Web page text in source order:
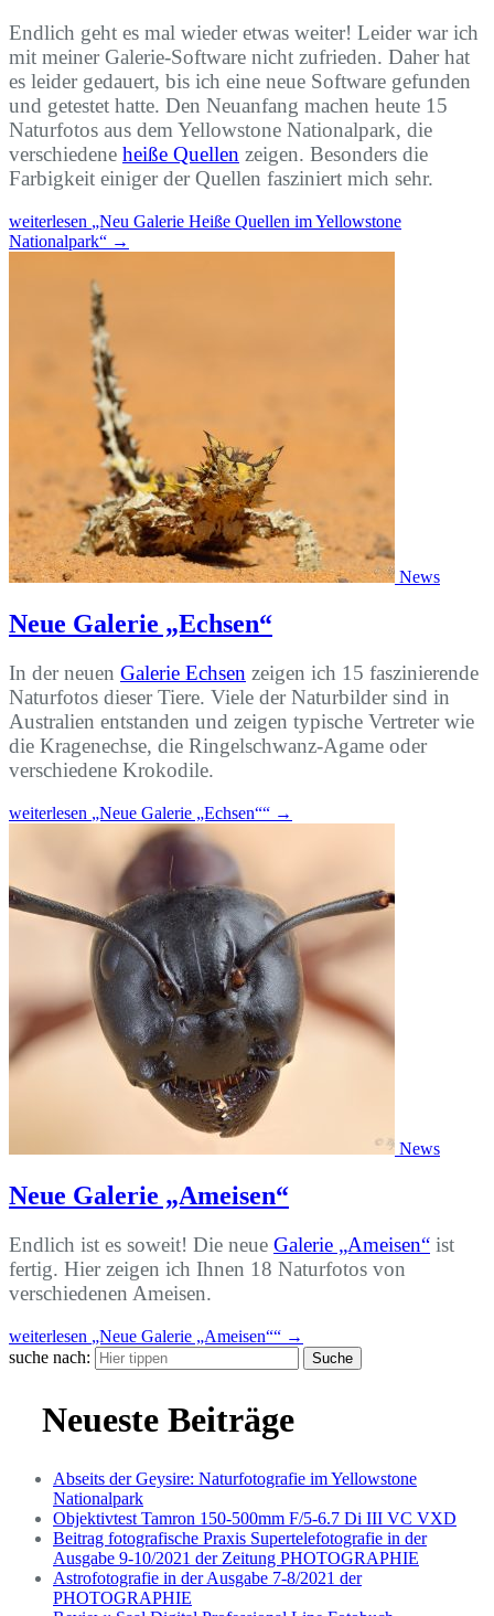
Endlich geht es mal wieder etwas weiter! Leider war ich
mit meiner Galerie-Software nicht zufrieden. Daher hat
es leider gedauert, bis ich eine neue Software gefunden
und getestet hatte. Den Neuanfang machen heute 15
Naturfotos aus dem Yellowstone Nationalpark, die
verschiedene heiße Quellen zeigen. Besonders die
Farbigkeit einiger der Quellen fasziniert mich sehr.
weiterlesen „Neu Galerie Heiße Quellen im Yellowstone
Nationalpark“ →
News
Neue Galerie „Echsen“
In der neuen Galerie Echsen zeigen ich 15 faszinierende
Naturfotos dieser Tiere. Viele der Naturbilder sind in
Australien entstanden und zeigen typische Vertreter wie
die Kragenechse, die Ringelschwanz-Agame oder
verschiedene Krokodile.
weiterlesen „Neue Galerie „Echsen““ →
News
Neue Galerie „Ameisen“
Endlich ist es soweit! Die neue Galerie „Ameisen“ ist
fertig. Hier zeigen ich Ihnen 18 Naturfotos von
verschiedenen Ameisen.
weiterlesen „Neue Galerie „Ameisen““ →
suche nach:
Suche
Neueste Beiträge
Abseits der Geysire: Naturfotografie im Yellowstone
Nationalpark
Objektivtest Tamron 150-500mm F/5-6.7 Di III VC VXD
Beitrag fotografische Praxis Supertelefotografie in der
Ausgabe 9-10/2021 der Zeitung PHOTOGRAPHIE
Astrofotografie in der Ausgabe 7-8/2021 der
PHOTOGRAPHIE